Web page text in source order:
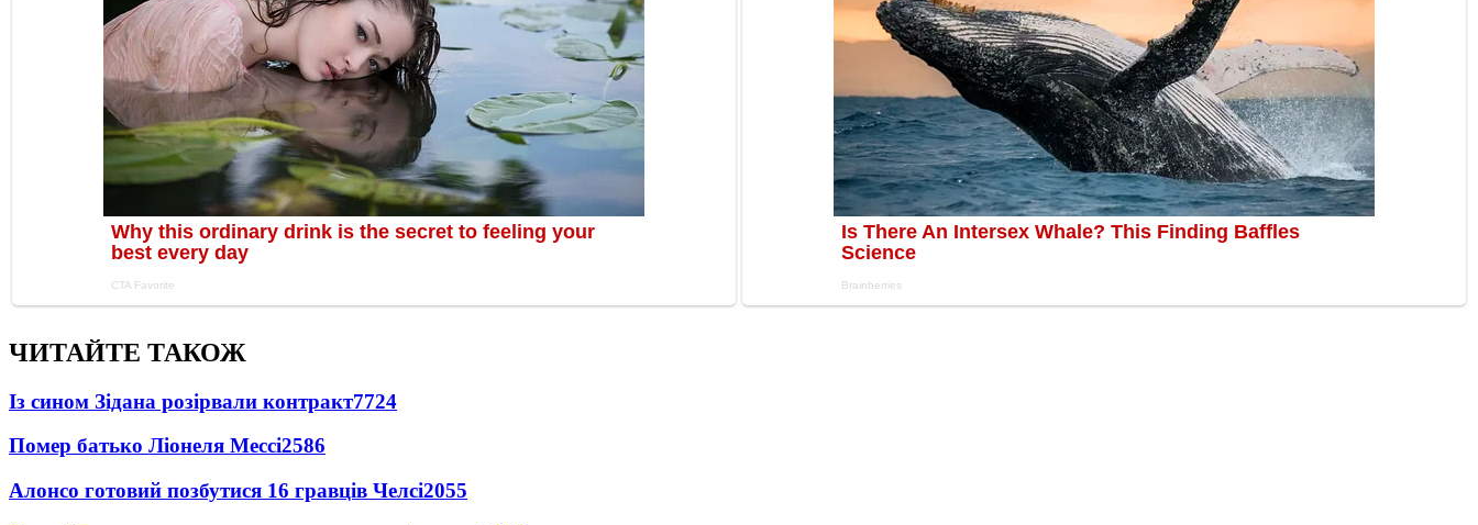
ЧИТАЙТЕ ТАКОЖ
Із сином Зідана розірвали контракт7724
Помер батько Ліонеля Мессі2586
Алонсо готовий позбутися 16 гравців Челсі2055